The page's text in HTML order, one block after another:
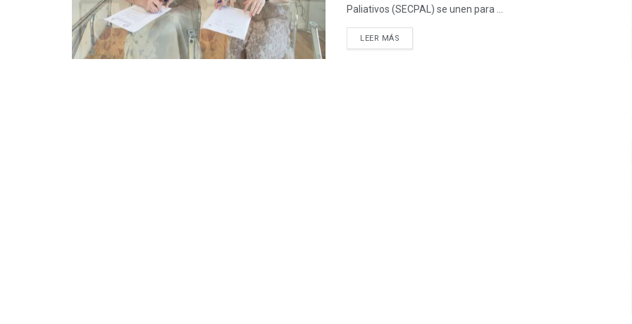
Paliativos (SECPAL) se unen para ...
LEER MÁS